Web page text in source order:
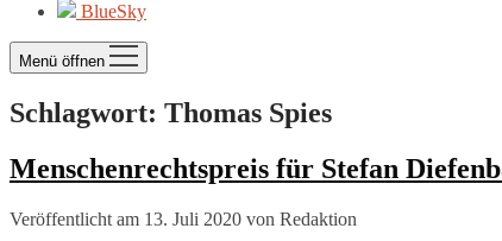
BlueSky
Menü öffnen
Schlagwort: Thomas Spies
Menschenrechtspreis für Stefan
Veröffentlicht am 13. Juli 2020 von Redaktion